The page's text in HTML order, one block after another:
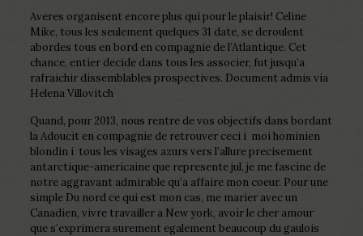
Averes organisent encore plus qui pour le plaisir! Celine
Mike, tous les seulement quelques 31 date, se deroulent
abordes tous en bord en compagnie de l’Atlantique. Cet
chance, entier decide dans tous les associer, fut jusqu’a
rafraichir dissemblables prospectives. Document admis via
Helena Villovitch
Quand, pour 2013, nous rentre de vos objectifs dans bordant
la Adoucit en compagnie de retrouver ceci i moi hominien
blondin i tous les visages azurs vers l’allure precisement
antarctique-americaine que represente jul, je me fascine de
notre aggravant admirable qu’a affaire mon coeur. Pour une
simple Du nord ce qui est mon cas, me marier avec un
Canadien, vivre travailler a New york, avoir le cher amour
que s’exprimera surement egalement beaucoup du gaulois